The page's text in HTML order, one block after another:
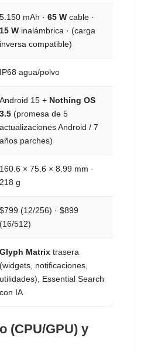
5.150 mAh · 65 W cable ·
15 W inalámbrica · (carga
inversa compatible)
IP68 agua/polvo
Android 15 + Nothing OS
3.5 (promesa de 5
actualizaciones Android / 7
años parches)
160.6 × 75.6 × 8.99 mm ·
218 g
$799 (12/256) · $899
(16/512)
Glyph Matrix trasera
(widgets, notificaciones,
utilidades), Essential Search
con IA
(CPU/GPU) y